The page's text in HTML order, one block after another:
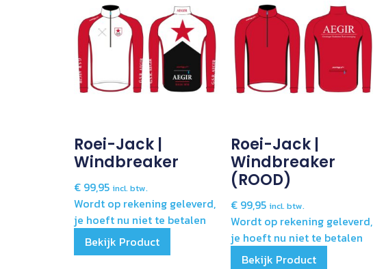
Roei-Jack |
Windbreaker
€99,95 incl. btw.
Wordt op rekening geleverd,
je hoeft nu niet te betalen
Bekijk Product
Roei-Jack |
Windbreaker
(ROOD)
€99,95 incl. btw.
Wordt op rekening geleverd,
je hoeft nu niet te betalen
Bekijk Product